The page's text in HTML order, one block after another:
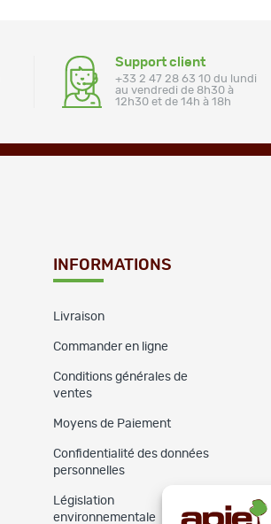
Support client
+33 2 47 28 63 10 du lundi
au vendredi de 8h30 à
12h30 et de 14h à 18h
INFORMATIONS
Livraison
Commander en ligne
Conditions générales de
ventes
Moyens de Paiement
Confidentialité des données
personnelles
Législation
environnementale